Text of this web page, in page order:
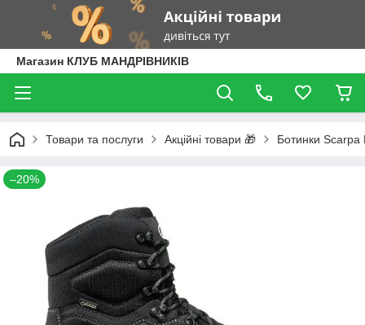
Магазин КЛУБ МАНДРІВНИКІВ
Товари та послуги Акційні товари 🎁 Ботинки
–20%